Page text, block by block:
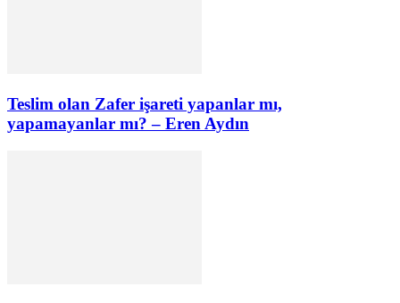
Teslim olan Zafer işareti yapanlar mı,
yapamayanlar mı? – Eren Aydın